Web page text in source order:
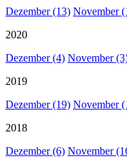
Dezember (13) November
2020
Dezember (4) November
2019
Dezember (19) November
2018
Dezember (6) November